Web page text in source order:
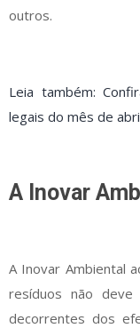
outros.
Leia também:
legais do mês de
A Inovar
A Inovar Ambiental
resíduos não
decorrentes dos